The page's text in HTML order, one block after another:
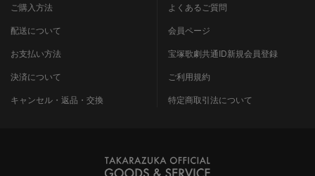
ご購入方法
配送について
お支払い方法
決済について
キャンセル・返品・交換
よくあるご質問
会員ページ
宝塚歌劇共通ID新規会員登録
ご利用規約
特定商取引法について